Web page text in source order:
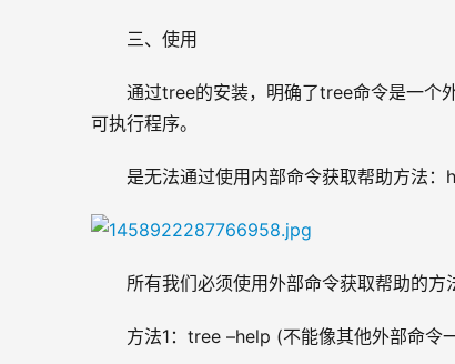
三、使用
通过tree的安装，明确了tree命令是一个
可执行程序。
是无法通过使用内部命令获取帮助方法
所有我们必须使用外部命令获取帮助的方
方法1：tree –help (不能像其他外部命